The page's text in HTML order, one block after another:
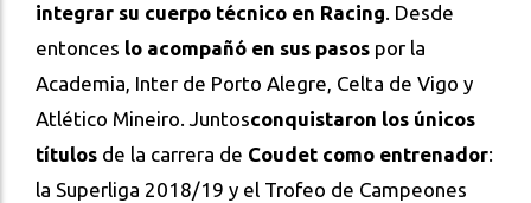
integrar su cuerpo técnico en Racing. Desde
entonces lo acompañó en sus pasos por la
Academia, Inter de Porto Alegre, Celta de Vigo y
Atlético Mineiro. Juntosconquistaron los únicos
títulos de la carrera de Coudet como entrenador:
la Superliga 2018/19 y el Trofeo de Campeones